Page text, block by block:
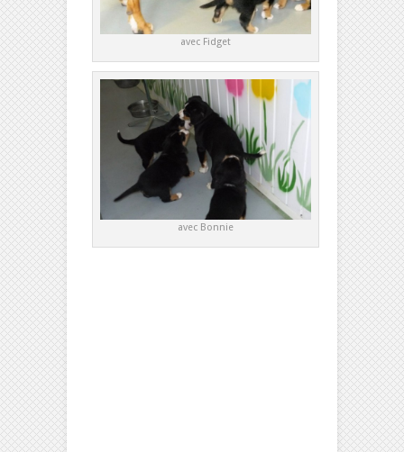
avec Fidget
avec Bonnie